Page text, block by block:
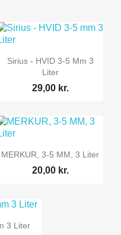
 Vis her
Sirius - HVID 3-5 Mm 3
Liter
29,00 kr.
 Vis her
MERKUR, 3-5 MM, 3 Liter
20,00 kr.
3 Liter